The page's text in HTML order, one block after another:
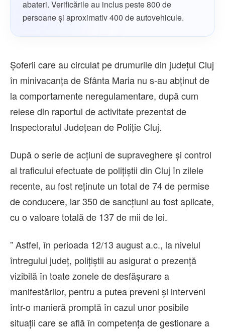
abateri. Verificările au inclus peste 800 de
persoane și aproximativ 400 de autovehicule.
Șoferii care au circulat pe drumurile din județul Cluj
în minivacanța de Sfânta Maria nu s-au abținut de
la comportamente neregulamentare, după cum
reiese din raportul de activitate prezentat de
Inspectoratul Județean de Poliție Cluj.
După o serie de acțiuni de supraveghere și control
al traficului efectuate de polițiștii din Cluj în zilele
recente, au fost reținute un total de 74 de permise
de conducere, iar 350 de sancțiuni au fost aplicate,
cu o valoare totală de 137 de mii de lei.
” Astfel, în perioada 12/13 august a.c., la nivelul
întregului județ, polițiștii au asigurat o prezență
vizibilă în toate zonele de desfășurare a
manifestărilor, pentru a putea preveni și interveni
într-o manieră promptă în cazul unor posibile
situații care se află în competența de gestionare a